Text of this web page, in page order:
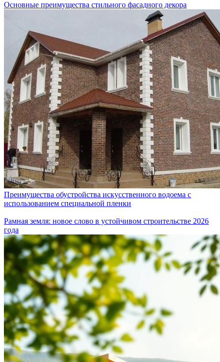
Основные преимущества стильного фасадного декора
Преимущества обустройства искусственного водоема с
использованием специальной пленки
Рамная земля: новое слово в устойчивом строительстве 2026
года